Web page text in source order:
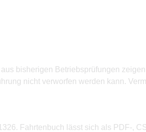
bisherigen Betriebsprüfungen
nicht verworfen werden kann.
Fahrtenbuch lässt sich als PDF-,